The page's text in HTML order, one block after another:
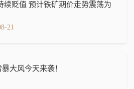
续贬值 预计铁矿期价走势震荡为
21
大风今天来袭！